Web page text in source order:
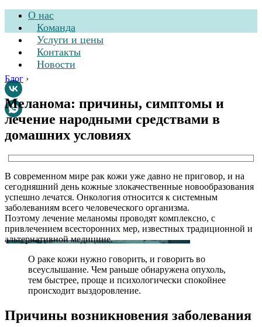
О нас
Команда
Услуги и цены
Контакты
Новости
Стоматологическая
клиника
Блог ›
Меланома: причины, симптомы и
лечение народными средствами в
домашних условиях
В современном мире рак кожи уже давно не приговор, и на
сегодняшний день кожные злокачественные новообразования
успешно лечатся. Онкология относится к системным
заболеваниям всего человеческого организма.
Поэтому лечение меланомы проводят комплексно, с
привлечением всесторонних мер, известных традиционной и
альтернативной медицине.
О раке кожи нужно говорить, и говорить во
всеуслышание. Чем раньше обнаружена опухоль,
тем быстрее, проще и психологически спокойнее
происходит выздоровление.
Причины возникновения заболевания